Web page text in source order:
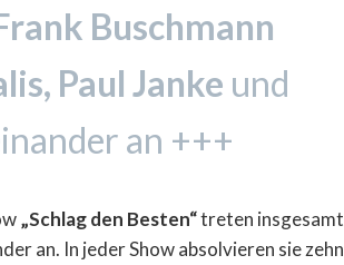
Buschmann
Paul Janke und
an +++
„Schlag den Besten“treten insgesamt
an. In jeder Show absolvieren sie zehn